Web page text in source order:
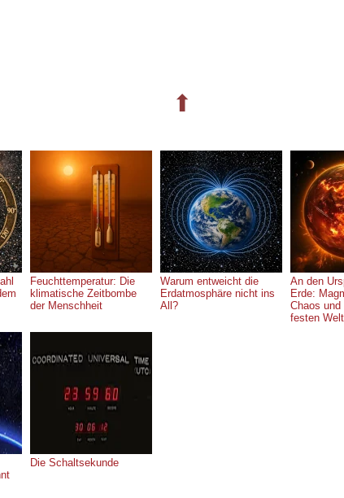
⬆
Feuchttemperatur: Die
klimatische Zeitbombe
der Menschheit
Warum entweicht die
Erdatmosphäre nicht ins
All?
An den
Erde:
Chaos und
festen Welt
Die Schaltsekunde